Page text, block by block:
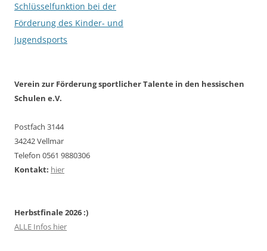
Schlüsselfunktion bei der
Förderung des Kinder- und
Jugendsports
Verein zur Förderung sportlicher Talente in den hessischen
Schulen e.V.
Postfach 3144
34242 Vellmar
Telefon 0561 9880306
Kontakt: hier
Herbstfinale 2026 :)
ALLE Infos hier